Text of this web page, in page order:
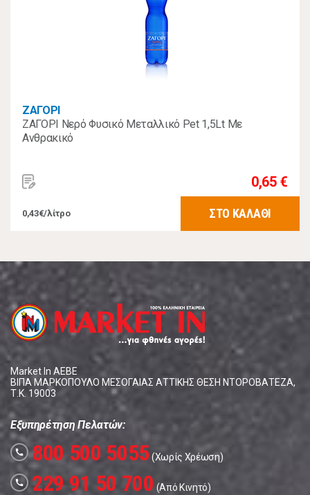
ΖΑΓΟΡΙ
ΖΑΓΟΡΙ Νερό Φυσικό Μεταλλικό Pet 1,5Lt Με
Ανθρακικό
0,65 €
0,43€/λίτρο ΣΤΟ ΚΑΛΑΘΙ
Market In ΑΕΒΕ
ΒΙΠΑ ΜΑΡΚΟΠΟΥΛΟ ΜΕΣΟΓΑΙΑΣ ΑΤΤΙΚΗΣ ΘΕΣΗ ΝΤΟΡΟΒΑΤΕΖΑ,
Τ.Κ. 19003
Εξυπηρέτηση Πελατών:
call 800 500 5055(Χωρίς Χρέωση)
call 229 91 50 700 (Από Κινητό)